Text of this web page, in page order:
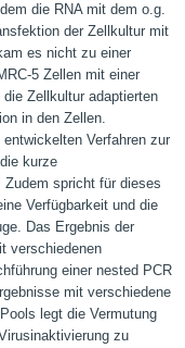
die RNA mit dem o.g.
der Zellkultur mit
es nicht zu einer
5 Zellen mit einer
Zellkultur adaptierten
in den Zellen.
Verfahren zur
kurze
spricht für dieses
Verfügbarkeit und die
Das Ergebnis der
verschiedenen
einer nested PCR
mit verschiedene
legt die Vermutung
zu